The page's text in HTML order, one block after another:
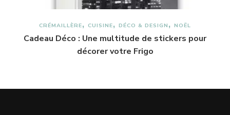
CRÉMAILLÈRE CUISINE DÉCO & DESIGN NOËL
Cadeau Déco : Une multitude de stickers pour
décorer votre Frigo